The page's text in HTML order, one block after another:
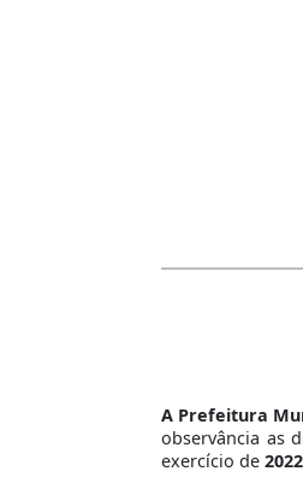
A Prefeitura
observância as
exercício de 2022